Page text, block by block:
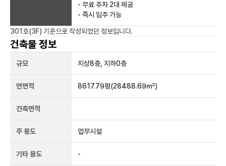
- 무료 주차 2대 제공
- 즉시 입주 가능
301호(3F) 기준으로 작성되었던 정보입니다.
건축물 정보
규모 지상8층, 지하0층
연면적 8617.79평(28488.69㎡)
건축면적
주 용도 업무시설
기타 용도 -